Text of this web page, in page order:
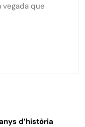
que
d’història